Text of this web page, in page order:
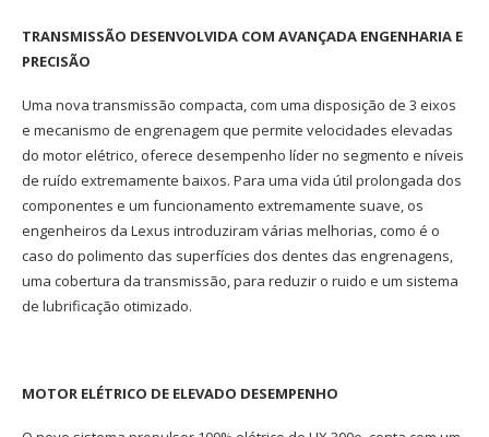
TRANSMISSÃO DESENVOLVIDA COM AVANÇADA ENGENHARIA E
PRECISÃO
Uma nova transmissão compacta, com uma disposição de 3 eixos
e mecanismo de engrenagem que permite velocidades elevadas
do motor elétrico, oferece desempenho líder no segmento e níveis
de ruído extremamente baixos. Para uma vida útil prolongada dos
componentes e um funcionamento extremamente suave, os
engenheiros da Lexus introduziram várias melhorias, como é o
caso do polimento das superfícies dos dentes das engrenagens,
uma cobertura da transmissão, para reduzir o ruido e um sistema
de lubrificação otimizado.
MOTOR ELÉTRICO DE ELEVADO DESEMPENHO